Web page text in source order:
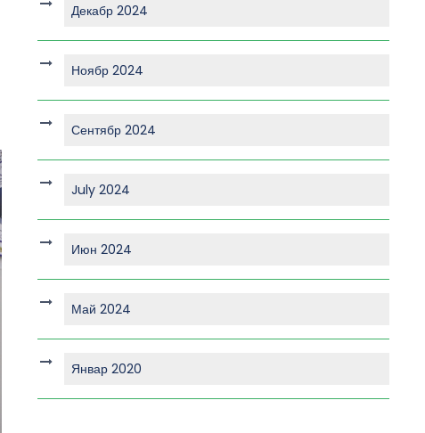
Декабр 2024
Ноябр 2024
Сентябр 2024
July 2024
Июн 2024
Май 2024
Январ 2020